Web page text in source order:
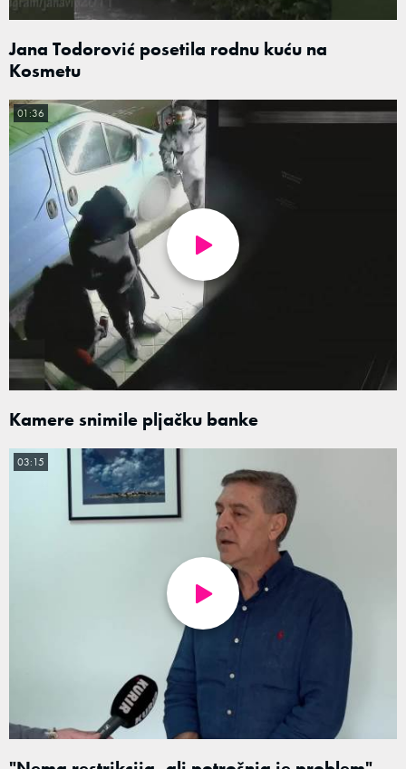
Jana Todorović posetila rodnu kuću na
Kosmetu
Kamere snimile pljačku banke
01:36
03:15